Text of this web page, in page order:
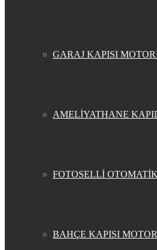
GARAJ KAPISI
AMELİYATHANE
FOTOSELLİ
BAHÇE KAPISI